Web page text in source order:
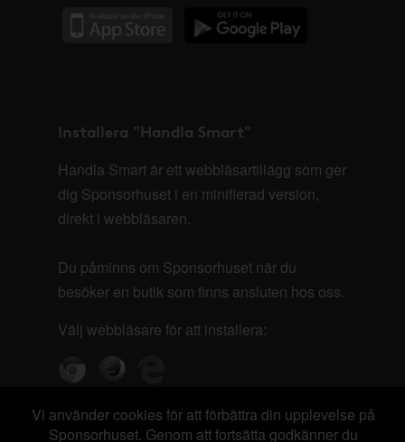
Installera "Handla Smart"
Handla Smart är ett webbläsartillägg som ger
dig Sponsorhuset i en minifierad version,
direkt i webbläsaren.
Du påminns om Sponsorhuset när du
besöker en butik som finns ansluten hos oss.
Välj webbläsare för att installera:
Vi använder cookies för att förbättra din upplevelse på
Sponsorhuset. Genom att fortsätta godkänner du